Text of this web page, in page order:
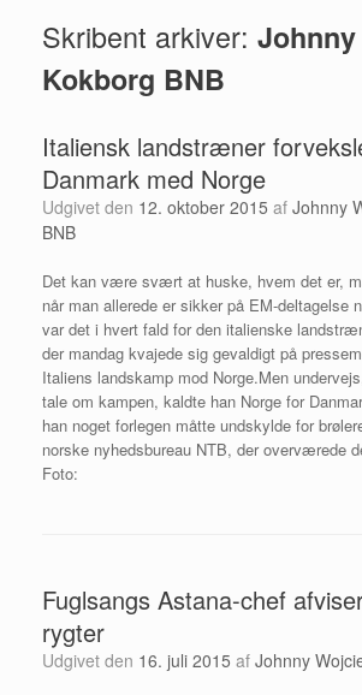
Skribent arkiver:
Kokborg BNB
Italiensk landstræner
Danmark med Norge
Udgivet den 12. oktober 2015 af Johnny
BNB
Det kan være svært at huske, hvem det er,
når man allerede er sikker på EM-deltagelse
var det i hvert fald for den italienske
der mandag kvajede sig gevaldigt på
Italiens landskamp mod Norge.Men
tale om kampen, kaldte han Norge for
han noget forlegen måtte undskylde for
norske nyhedsbureau NTB, der overværede
Foto:
Fuglsangs Astana-chef
rygter
Udgivet den 16. juli 2015 af Johnny